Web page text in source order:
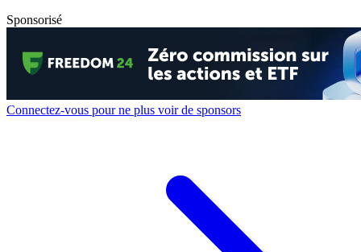
Sponsorisé
Connectez-vous pour ne plus voir de sponsors